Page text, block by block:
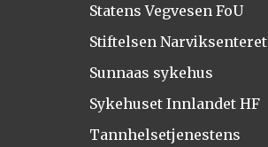
Statens Vegvesen FoU
Stiftelsen Narviksenteret
Sunnaas sykehus
Sykehuset Innlandet HF
Tannhelsetjenestens